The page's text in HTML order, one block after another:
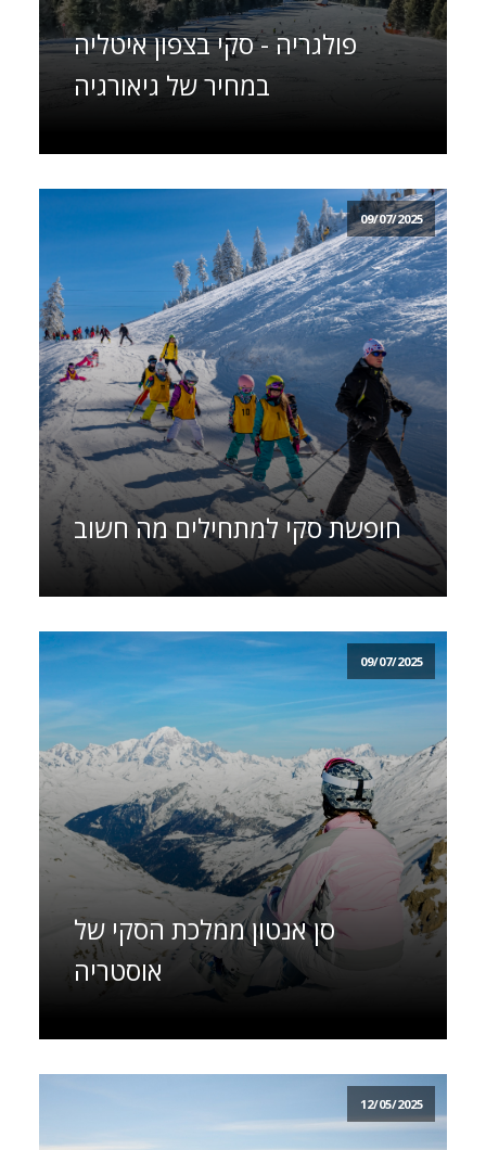
פולגריה - סקי בצפון איטליה
במחיר של גיאורגיה
09/07/2025
חופשת סקי למתחילים מה חשוב
09/07/2025
סן אנטון ממלכת הסקי של
אוסטריה
12/05/2025